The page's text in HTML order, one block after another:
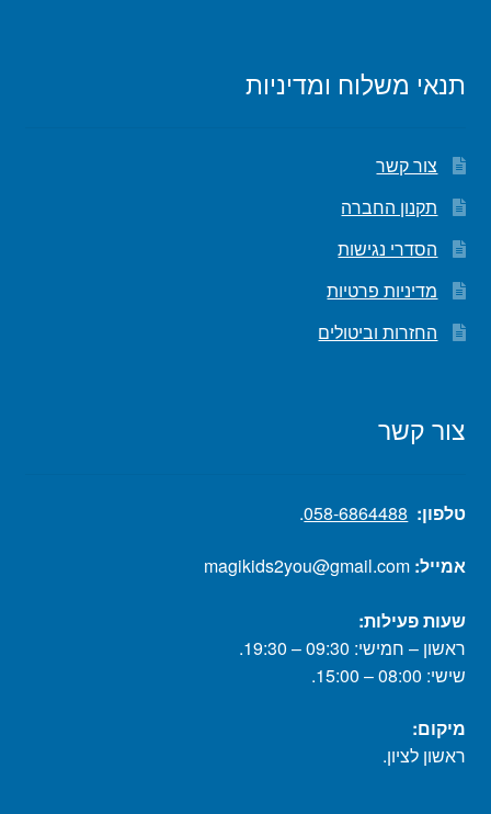
תנאי משלוח ומדיניות
צור קשר
תקנון החברה
הסדרי נגישות
מדיניות פרטיות
החזרות וביטולים
צור קשר
טלפון: 058-6864488
.
אמייל:
שעות פעילות:
ראשון – חמישי: 09:30 – 19:30.
שישי: 08:00 – 15:00.
מיקום:
ראשון לציון.